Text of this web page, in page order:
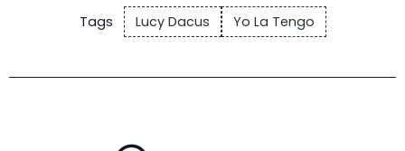
Tags Lucy Dacus Yo La Tengo